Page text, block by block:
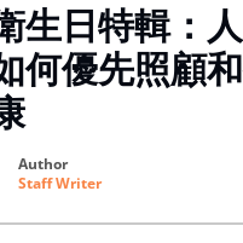
生日特輯：
何優先照顧
author
Staff Writer